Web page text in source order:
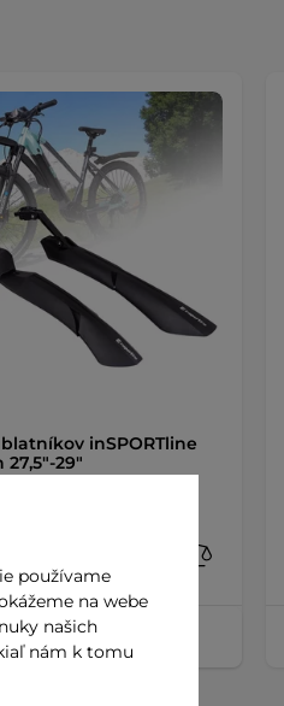
inSPORTline
29"
predajni
Pridať do košíka
používame
na webe
našich
nám k tomu